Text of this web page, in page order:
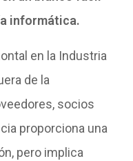
informática.
en la Industria
de la
socios
proporciona una
pero implica